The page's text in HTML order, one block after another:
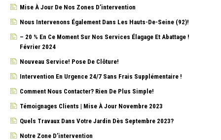
Mise À Jour De Nos Zones D’intervention
Nous Intervenons Également Dans Les Hauts-De-Seine (92)!
– 20 % En Ce Moment Sur Nos Services Élagage Et Abattage !
Février 2024
Nouveau Service! Pose De Clôture!
Intervention En Urgence 24/7 Sans Frais Supplémentaire !
Comment Nous Contacter? Rien De Plus Simple!
Témoignages Clients | Mise À Jour Novembre 2023
Quels Travaux Dans Votre Jardin Dès Septembre 2023?
Notre Zone D’intervention